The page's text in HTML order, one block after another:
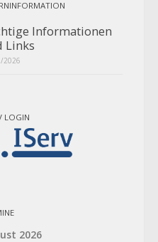
Informationen
Links
2026
LOGIN
2026